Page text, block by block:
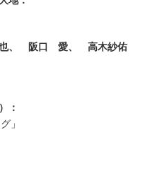
、 阪口 愛、 高木紗佑
：
」